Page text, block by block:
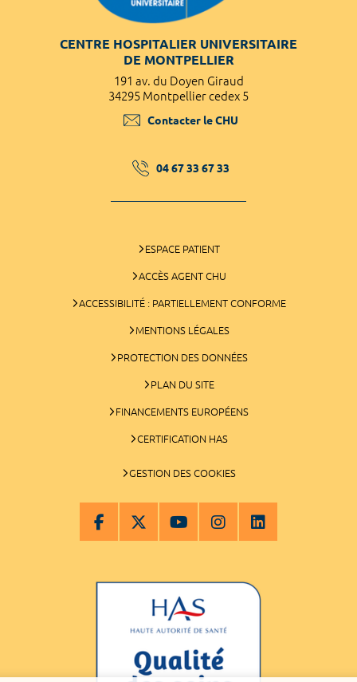
CENTRE HOSPITALIER UNIVERSITAIRE
DE MONTPELLIER
191 av. du Doyen Giraud
34295 Montpellier cedex 5
Contacter le CHU
04 67 33 67 33
ESPACE PATIENT
ACCÈS AGENT CHU
ACCESSIBILITÉ : PARTIELLEMENT CONFORME
MENTIONS LÉGALES
PROTECTION DES DONNÉES
PLAN DU SITE
FINANCEMENTS EUROPÉENS
CERTIFICATION HAS
GESTION DES COOKIES